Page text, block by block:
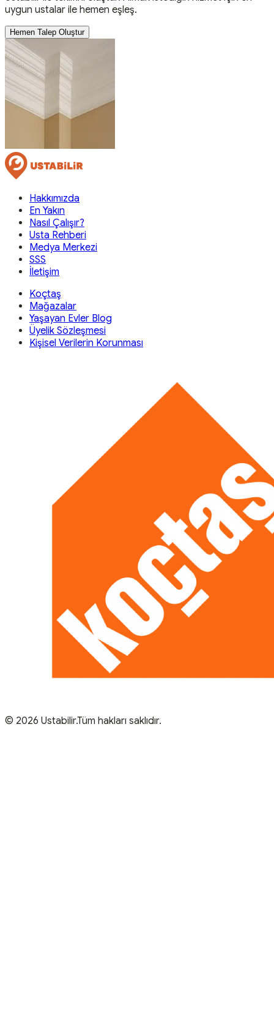
uygun ustalar ile hemen eşleş.
Hemen Talep Oluştur
Hakkımızda
En Yakın
Nasıl Çalışır?
Usta Rehberi
Medya Merkezi
SSS
İletişim
Koçtaş
Mağazalar
Yaşayan Evler Blog
Üyelik Sözleşmesi
Kişisel Verilerin Korunması
© 2026 Ustabilir.Tüm hakları saklıdır.